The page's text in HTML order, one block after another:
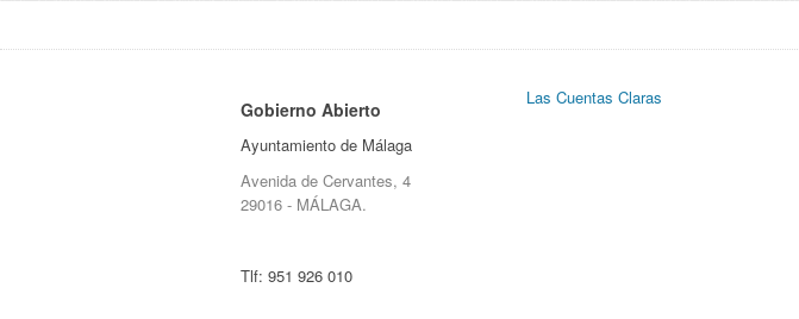
Gobierno Abierto
Ayuntamiento de Málaga
Avenida de Cervantes, 4
29016 - MÁLAGA.
Tlf: 951 926 010
Las Cuentas Claras